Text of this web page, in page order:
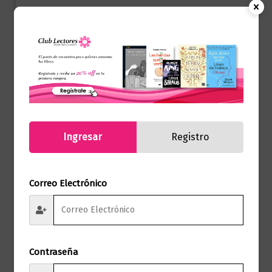
Productos relacionados
Ingresar Registro
Correo Electrónico
Contraseña